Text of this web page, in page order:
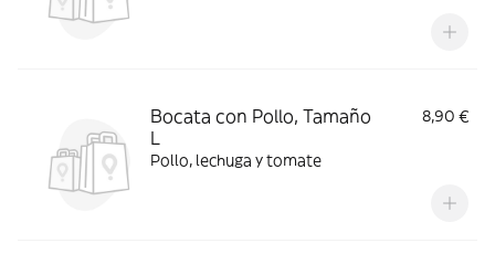
Bocata con Pollo, Tamaño
L
8,90 €
Pollo, lechuga y tomate